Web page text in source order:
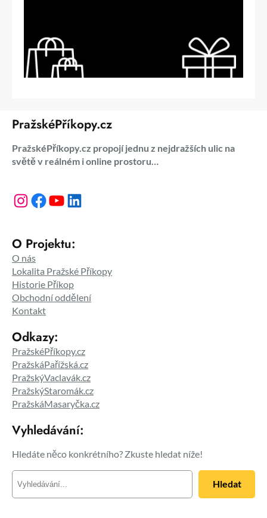
PražskéPříkopy.cz
PražskéPříkopy.cz propojí jednu z nejdražších ulic na
světě v reálném i online prostoru…
Instagram Facebook YouTube LinkedIn
O Projektu:
O nás
Lokalita Pražské Příkopy
Historie Příkop
Obchodní oddělení
Kontakt
Odkazy:
PražskéPříkopy.cz
PražskáPařížská.cz
PražskýVaclavák.cz
PražskýStaromák.cz
PražskáMasaryčka.cz
Vyhledávání:
Hledáte něco konkrétního? Zkuste hledat níže!
e
Hledat